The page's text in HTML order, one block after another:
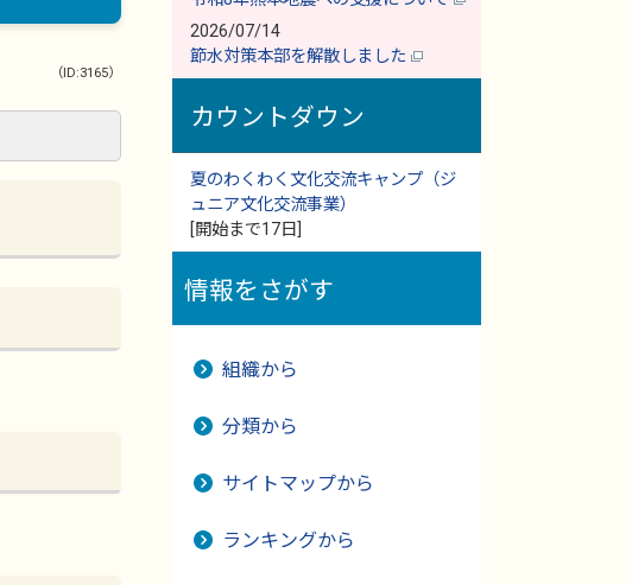
（ID:3165）
2026/07/14
節水対策本部を解散しました
カウントダウン
夏のわくわく文化交流キャンプ（ジ
ュニア文化交流事業）
[開始まで17日]
情報をさがす
組織から
分類から
サイトマップから
ランキングから